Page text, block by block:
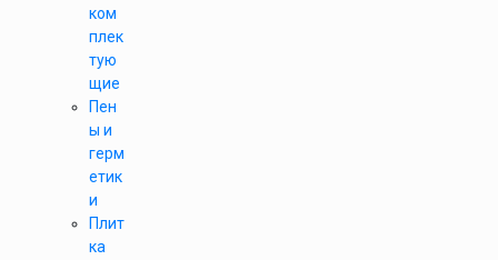
ком
плек
тую
щие
Пен
ы и
герм
етик
и
Плит
ка